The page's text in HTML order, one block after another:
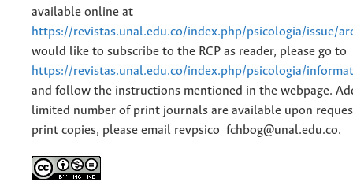
available online at
https://revistas.unal.edu.co/index.php/psicologia/issue/
would like to subscribe to the RCP as reader, please go to
https://revistas.unal.edu.co/index.php/psicologia/
and follow the instructions mentioned in the webpage.
limited number of print journals are available upon
print copies, please email revpsico_fchbog@unal.edu.co.